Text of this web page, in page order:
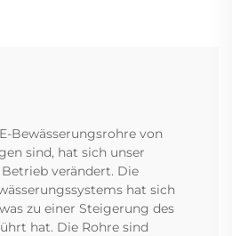
Bewässerungsrohre von
sind, hat sich unser
verändert. Die
hat sich
zu einer Steigerung des
hat. Die Rohre sind